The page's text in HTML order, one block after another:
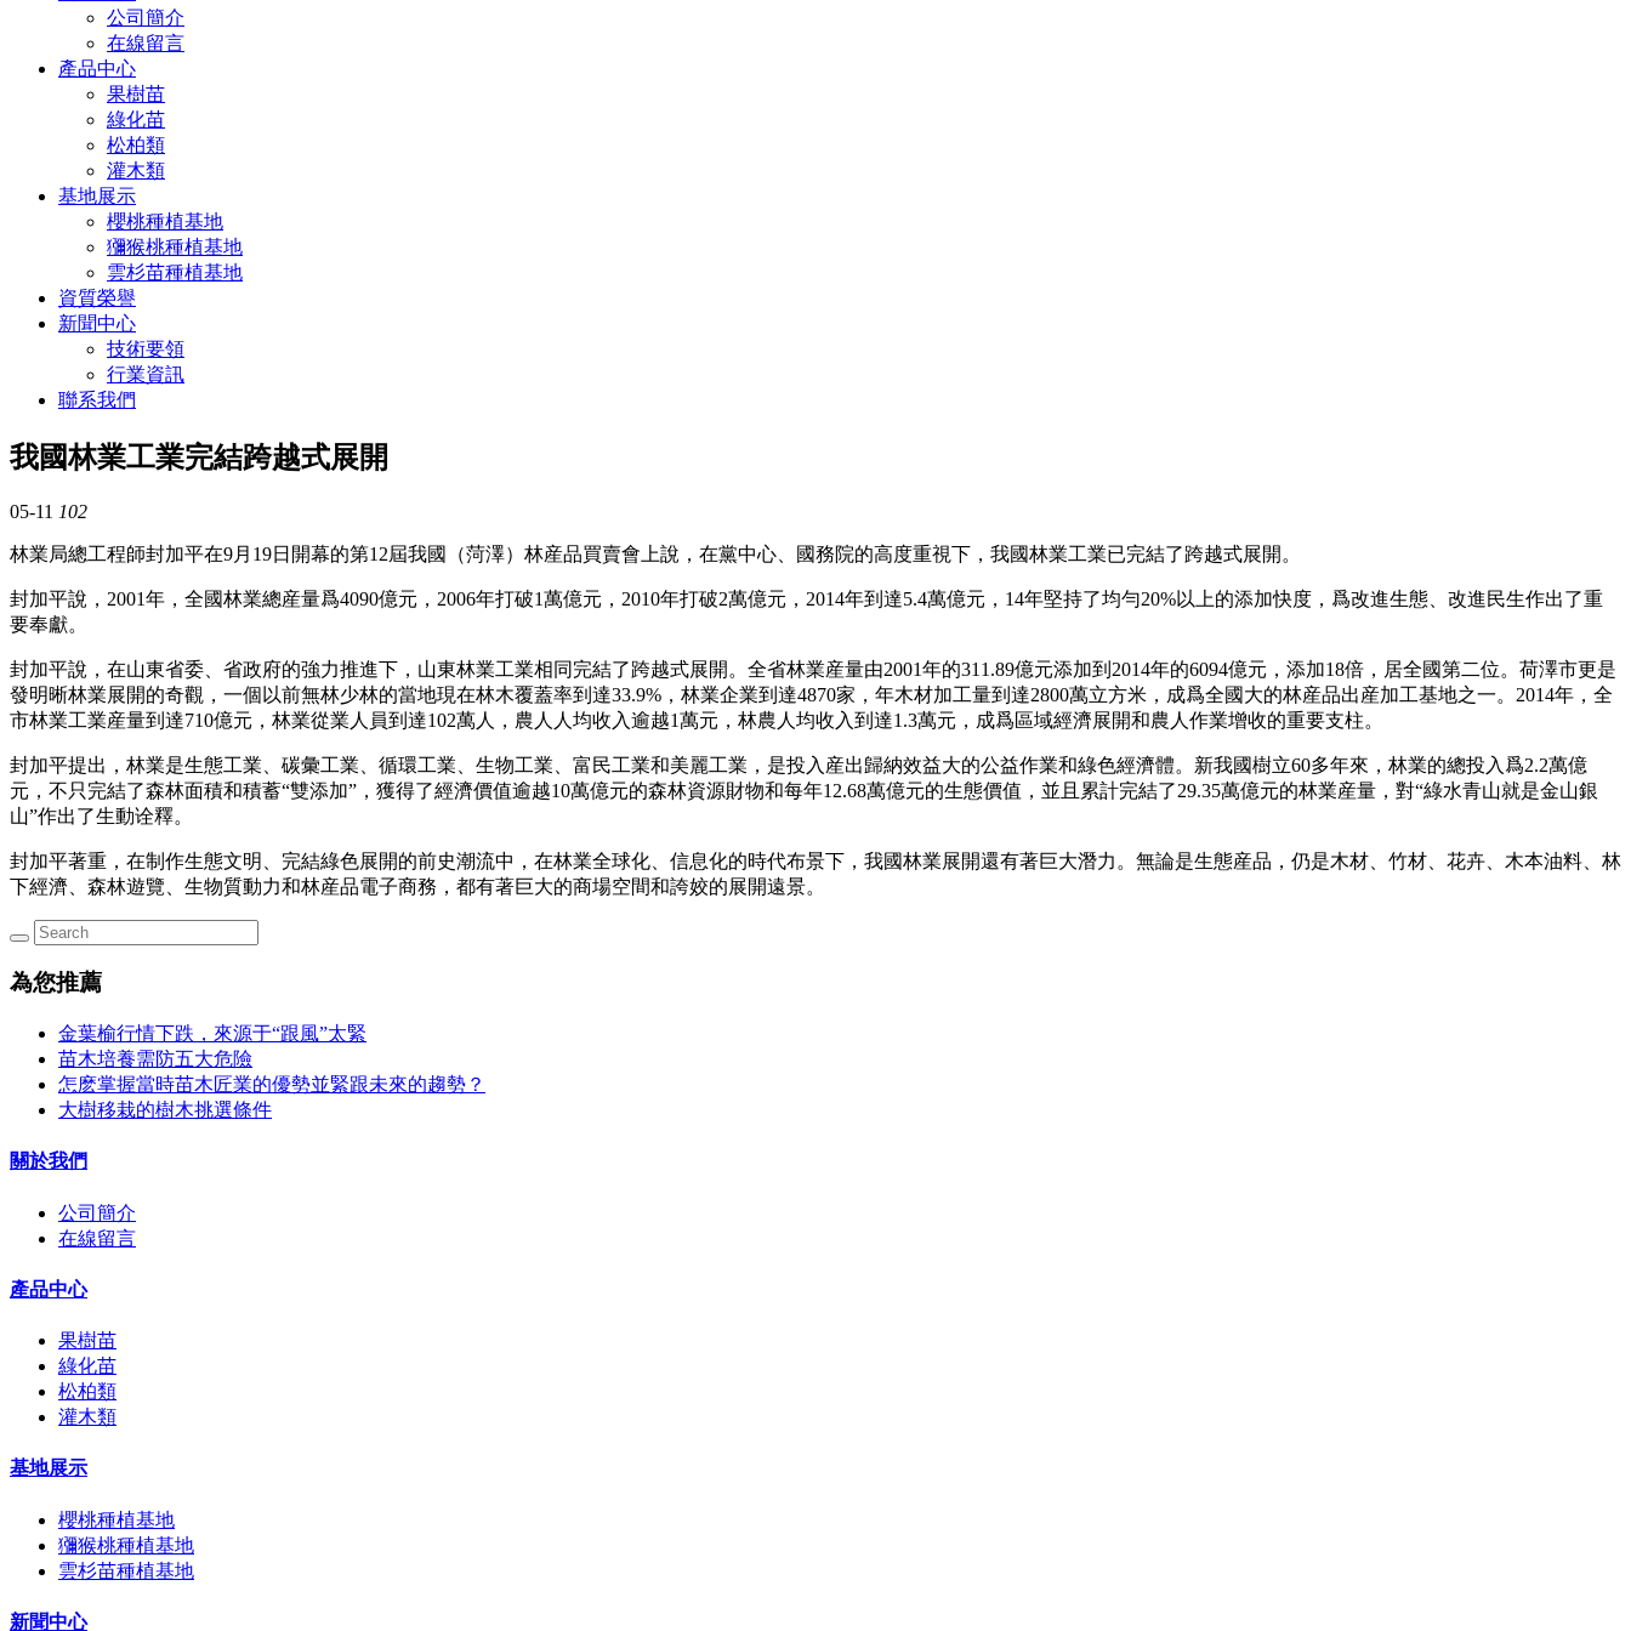
公司簡介
在線留言
產品中心
果樹苗
綠化苗
松柏類
灌木類
基地展示
櫻桃種植基地
獼猴桃種植基地
雲杉苗種植基地
資質榮譽
新聞中心
技術要領
行業資訊
聯系我們
我國林業工業完結跨越式展開
05-11 102
林業局總工程師封加平在9月19日開幕的第12屆我國（菏澤）林産品買賣會上說，在黨中心、國務院的高度重視下，我國林業工業已完結了跨越式展開。
封加平說，2001年，全國林業總産量爲4090億元，2006年打破1萬億元，2010年打破2萬億元，2014年到達5.4萬億元，14年堅持了均勻20%以上的添加快度，爲改進生態、改進民生作出了重
要奉獻。
封加平說，在山東省委、省政府的強力推進下，山東林業工業相同完結了跨越式展開。全省林業産量由2001年的311.89億元添加到2014年的6094億元，添加18倍，居全國第二位。荷澤市更是
發明晰林業展開的奇觀，一個以前無林少林的當地現在林木覆蓋率到達33.9%，林業企業到達4870家，年木材加工量到達2800萬立方米，成爲全國大的林産品出産加工基地之一。2014年，全
市林業工業産量到達710億元，林業從業人員到達102萬人，農人人均收入逾越1萬元，林農人均收入到達1.3萬元，成爲區域經濟展開和農人作業增收的重要支柱。
封加平提出，林業是生態工業、碳彙工業、循環工業、生物工業、富民工業和美麗工業，是投入産出歸納效益大的公益作業和綠色經濟體。新我國樹立60多年來，林業的總投入爲2.2萬億
元，不只完結了森林面積和積蓄“雙添加”，獲得了經濟價值逾越10萬億元的森林資源財物和每年12.68萬億元的生態價值，並且累計完結了29.35萬億元的林業産量，對“綠水青山就是金山銀
山”作出了生動诠釋。
封加平著重，在制作生態文明、完結綠色展開的前史潮流中，在林業全球化、信息化的時代布景下，我國林業展開還有著巨大潛力。無論是生態産品，仍是木材、竹材、花卉、木本油料、林
下經濟、森林遊覽、生物質動力和林産品電子商務，都有著巨大的商場空間和誇姣的展開遠景。
為您推薦
金葉榆行情下跌，來源于“跟風”太緊
苗木培養需防五大危險
怎麽掌握當時苗木匠業的優勢並緊跟未來的趨勢？
大樹移栽的樹木挑選條件
關於我們
公司簡介
在線留言
產品中心
果樹苗
綠化苗
松柏類
灌木類
基地展示
櫻桃種植基地
獼猴桃種植基地
雲杉苗種植基地
新聞中心